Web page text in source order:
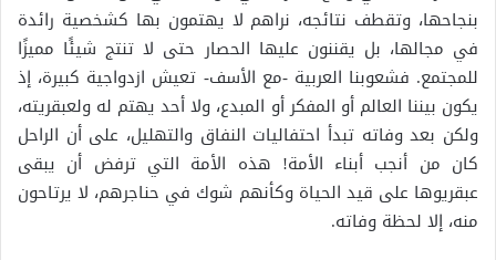
بنجاحها، وتقطف نتائجه، نراهم لا يهتمون بها كشخصية رائدة
في مجالها، بل يقننون عليها الحصار حتى لا تنتج شيئًا مميزًا
للمجتمع. فشعوبنا العربية -مع الأسف- تعيش ازدواجية كبيرة، إذ
يكون بيننا العالم أو المفكر أو المبدع، ولا أحد يهتم له ولعبقريته،
ولكن بعد وفاته تبدأ احتفاليات النفاق والتهليل، على أن الراحل
كان من أنجب أبناء الأمة! هذه الأمة التي ترفض أن يبقى
عبقريوها على قيد الحياة وكأنهم شوك في حناجرهم، لا يرتاحون
منه، إلا لحظة وفاته.